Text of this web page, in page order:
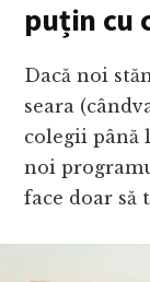
puțin cu
Dacă noi
seara
colegii până
noi
face doar să